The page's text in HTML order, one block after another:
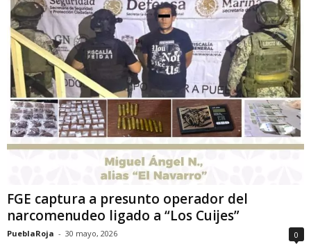
FGE captura a presunto operador del
narcomenudeo ligado a “Los Cuijes”
PueblaRoja - 30 mayo, 2026 0